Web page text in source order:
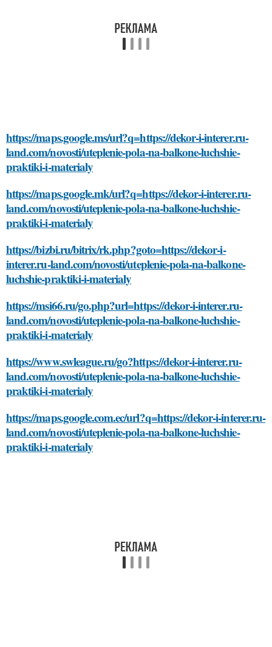
https://maps.google.ms/url?q=https://dekor-i-interer.ru-
land.com/novosti/uteplenie-pola-na-balkone-luchshie-
praktiki-i-materialy
https://maps.google.mk/url?q=https://dekor-i-interer.ru-
land.com/novosti/uteplenie-pola-na-balkone-luchshie-
praktiki-i-materialy
https://bizbi.ru/bitrix/rk.php?goto=https://dekor-i-
interer.ru-land.com/novosti/uteplenie-pola-na-balkone-
luchshie-praktiki-i-materialy
https://msi66.ru/go.php?url=https://dekor-i-interer.ru-
land.com/novosti/uteplenie-pola-na-balkone-luchshie-
praktiki-i-materialy
https://www.swleague.ru/go?https://dekor-i-interer.ru-
land.com/novosti/uteplenie-pola-na-balkone-luchshie-
praktiki-i-materialy
https://maps.google.com.ec/url?q=https://dekor-i-interer.ru-
land.com/novosti/uteplenie-pola-na-balkone-luchshie-
praktiki-i-materialy